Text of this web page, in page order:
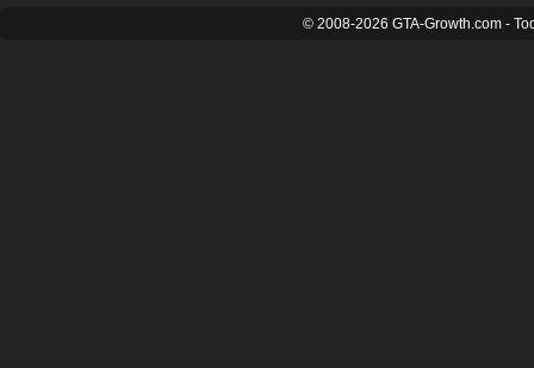
© 2008-2026 GTA-Growth.com -